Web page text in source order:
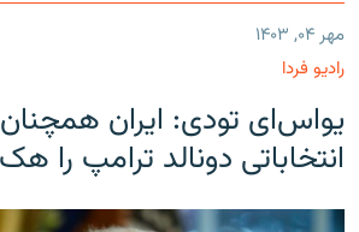
مهر ۰۴, ۱۴۰۳
رادیو فردا
یو‌اس‌ای تودی: ایران
انتخاباتی دونالد ترامپ را